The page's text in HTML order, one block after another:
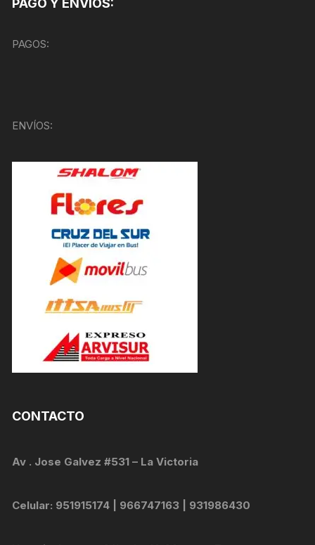
PAGO Y ENVÍOS:
PAGOS:
ENVÍOS:
CONTACTO
Av . Jose Galvez #531 – La Victoria
Celular: 951915174 | 966747163 | 931986430